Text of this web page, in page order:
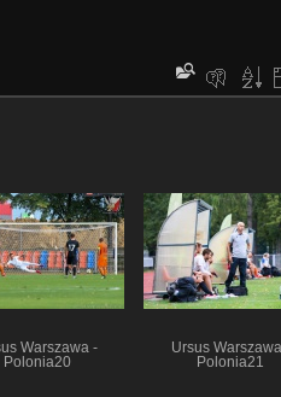
Warszawa -
Polonia20
Ursus
Polonia21